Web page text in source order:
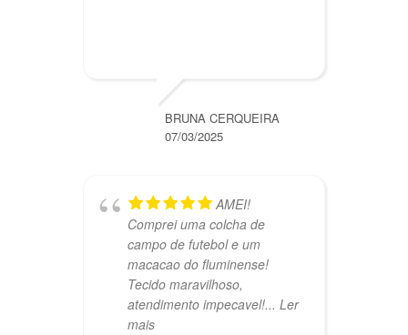
BRUNA CERQUEIRA
07/03/2025
AMEI!
Comprei uma colcha de
campo de futebol e um
macacao do fluminense!
Tecido maravilhoso,
atendimento impecavel!... Ler
mais